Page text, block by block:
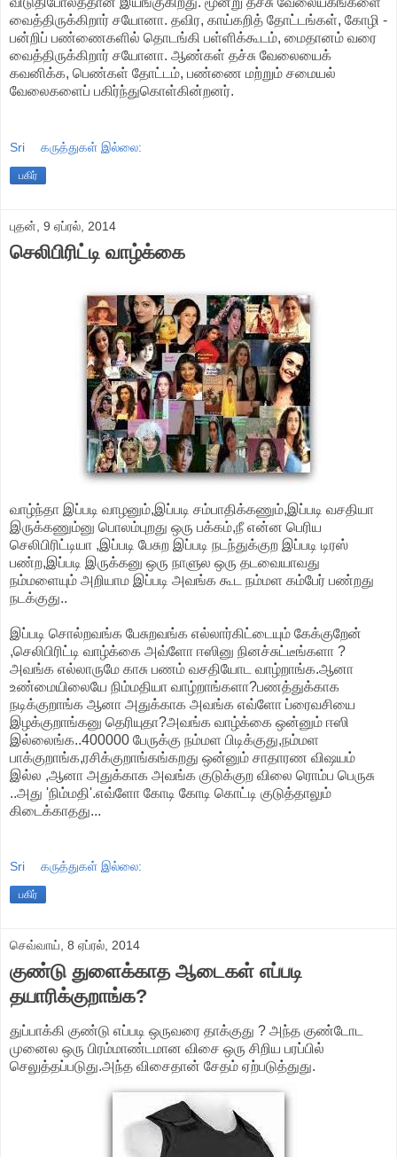
வைத்திருக்கிறார் சயோனா. தவிர, காய்கறித் தோட்டங்கள், கோழி -
பன்றிப் பண்ணைகளில் தொடங்கி பள்ளிக்கூடம், மைதானம் வரை
வைத்திருக்கிறார் சயோனா. ஆண்கள் தச்சு வேலையைக்
கவனிக்க, பெண்கள் தோட்டம், பண்ணை மற்றும் சமையல்
வேலைகளைப் பகிர்ந்துகொள்கின்றனர்.
Sri கருத்துகள் இல்லை:
பகிர்
புதன், 9 ஏப்ரல், 2014
செலிபிரிட்டி வாழ்க்கை
வாழ்ந்தா இப்படி வாழனும்,இப்படி சம்பாதிக்கணும்,இப்படி வசதியா
இருக்கணும்னு பொலம்புறது ஒரு பக்கம்,நீ என்ன பெரிய
செலிபிரிட்டியா ,இப்படி பேசுற இப்படி நடந்துக்குற இப்படி டிரஸ்
பண்ற,இப்படி இருக்கனு ஒரு நாளுல ஒரு தடவையாவது
நம்மளையும் அறியாம இப்படி அவங்க கூட நம்மள கம்பேர் பண்றது
நடக்குது..
இப்படி சொல்றவங்க பேசுறவங்க எல்லார்கிட்டையும் கேக்குறேன்
,செலிபிரிட்டி வாழ்க்கை அவ்ளோ ஈஸினு நினச்சுட்டீங்களா ?
அவங்க எல்லாருமே காசு பணம் வசதியோட வாழ்றாங்க.ஆனா
உண்மையிலையே நிம்மதியா வாழ்றாங்களா?பணத்துக்காக
நடிக்குறாங்க ஆனா அதுக்காக அவங்க எவ்ளோ ப்ரைவசியை
இழக்குறாங்கனு தெரியுதா?அவங்க வாழ்க்கை ஒன்னும் ஈஸி
இல்லைங்க..400000 பேருக்கு நம்மள பிடிக்குது,நம்மள
பாக்குறாங்க,ரசிக்குறாங்கங்கறது ஒன்னும் சாதாரண விஷயம்
இல்ல ,ஆனா அதுக்காக அவங்க குடுக்குற விலை ரொம்ப பெருசு
..அது 'நிம்மதி'.எவ்ளோ கோடி கோடி கொட்டி குடுத்தாலும்
கிடைக்காதது...
Sri கருத்துகள் இல்லை:
பகிர்
செவ்வாய், 8 ஏப்ரல், 2014
குண்டு துளைக்காத ஆடைகள் எப்படி
தயாரிக்குறாங்க?
துப்பாக்கி குண்டு எப்படி ஒருவரை தாக்குது ? அந்த குண்டோட
முனைல ஒரு பிரம்மாண்டமான விசை ஒரு சிறிய பரப்பில்
செலுத்தப்படுது.அந்த விசைதான் சேதம் ஏற்படுத்துது.